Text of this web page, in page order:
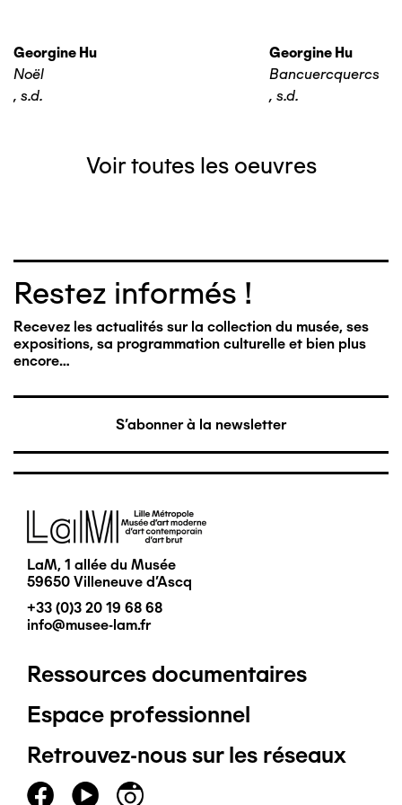
Georgine Hu
Noël
, s.d.
Georgine Hu
Bancuercquercs
, s.d.
Voir toutes les oeuvres
Restez informés !
Recevez les actualités sur la collection du musée, ses
expositions, sa programmation culturelle et bien plus
encore…
S'abonner à la newsletter
Image
LaM, 1 allée du Musée
59650 Villeneuve d'Ascq
+33 (0)3 20 19 68 68
info@musee-lam.fr
Pied
de
page
Ressources documentaires
Espace professionnel
Retrouvez-nous sur les réseaux